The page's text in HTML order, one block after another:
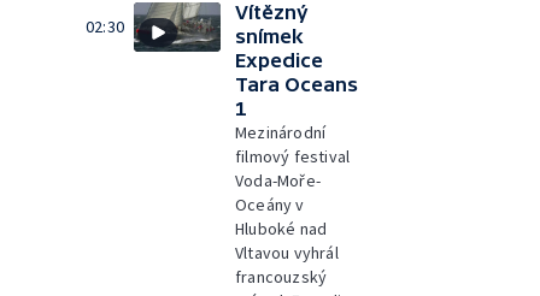
02:30
Vítězný
snímek
Expedice
Tara Oceans
1
Mezinárodní
filmový festival
Voda-Moře-
Oceány v
Hluboké nad
Vltavou vyhrál
francouzský